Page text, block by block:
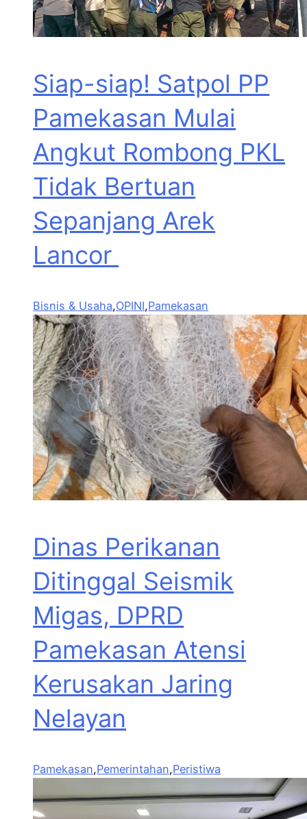
Siap-siap! Satpol PP
Pamekasan Mulai
Angkut Rombong PKL
Tidak Bertuan
Sepanjang Arek
Lancor
Bisnis & Usaha,OPINI,Pamekasan
Dinas Perikanan
Ditinggal Seismik
Migas, DPRD
Pamekasan Atensi
Kerusakan Jaring
Nelayan
Pamekasan,Pemerintahan,Peristiwa